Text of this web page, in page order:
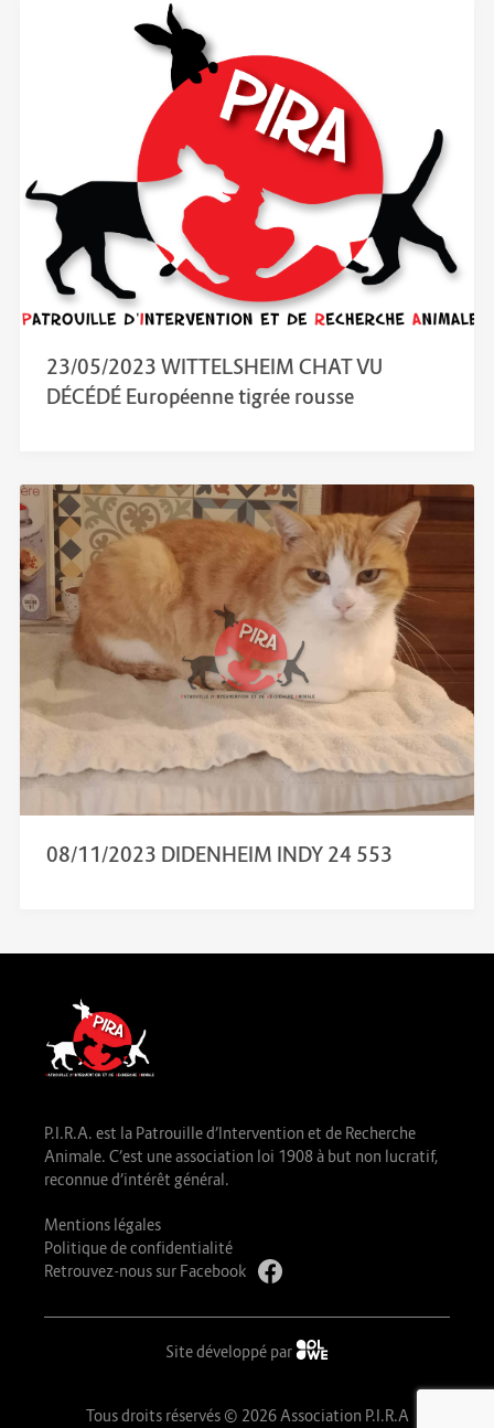
23/05/2023 WITTELSHEIM CHAT VU
DÉCÉDÉ Européenne tigrée rousse
08/11/2023 DIDENHEIM INDY 24 553
P.I.R.A. est la Patrouille d’Intervention et de Recherche
Animale. C’est une association loi 1908 à but non lucratif,
reconnue d’intérêt général.
Mentions légales
Politique de confidentialité
Retrouvez-nous sur Facebook
Site développé par
Tous droits réservés © 2026 Association P.I.R.A